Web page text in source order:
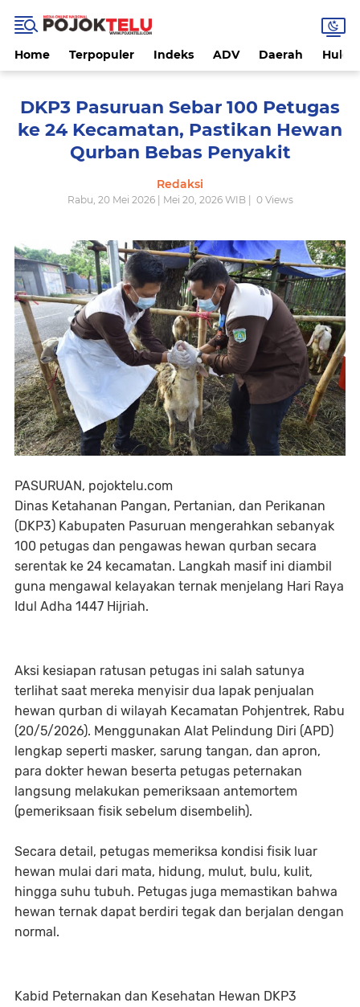
Home Terpopuler Indeks ADV Daerah
DKP3 Pasuruan Sebar 100 Petugas
ke 24 Kecamatan, Pastikan Hewan
Qurban Bebas Penyakit
Redaksi
Rabu, 20 Mei 2026 | Mei 20, 2026 WIB | 0Views
PASURUAN, pojoktelu.com
Dinas Ketahanan Pangan, Pertanian, dan Perikanan
(DKP3) Kabupaten Pasuruan mengerahkan sebanyak
100 petugas dan pengawas hewan qurban secara
serentak ke 24 kecamatan. Langkah masif ini diambil
guna mengawal kelayakan ternak menjelang Hari Raya
Idul Adha 1447 Hijriah.
Aksi kesiapan ratusan petugas ini salah satunya
terlihat saat mereka menyisir dua lapak penjualan
hewan qurban di wilayah Kecamatan Pohjentrek, Rabu
(20/5/2026). Menggunakan Alat Pelindung Diri (APD)
lengkap seperti masker, sarung tangan, dan apron,
para dokter hewan beserta petugas peternakan
langsung melakukan pemeriksaan antemortem
(pemeriksaan fisik sebelum disembelih).
Secara detail, petugas memeriksa kondisi fisik luar
hewan mulai dari mata, hidung, mulut, bulu, kulit,
hingga suhu tubuh. Petugas juga memastikan bahwa
hewan ternak dapat berdiri tegak dan berjalan dengan
normal.
Kabid Peternakan dan Kesehatan Hewan DKP3